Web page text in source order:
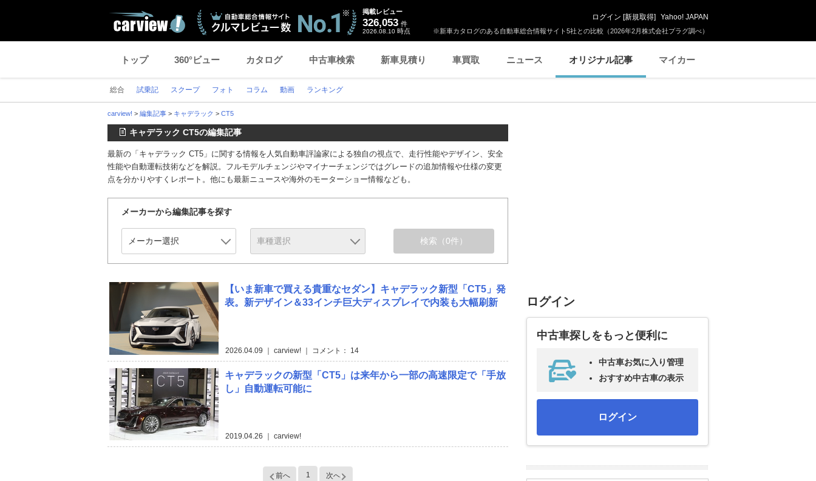
※新車カタログのある自動車総合情報サイト5社との比較（2026年2月株式会社プラグ調べ）
掲載レビュー
326,053 件
2026.08.10 時点
ログイン [新規取得] Yahoo! JAPAN
トップ 360°ビュー カタログ 中古車検索 新車見積り 車買取 ニュース オリジナル記事 マイカー
総合 試乗記 スクープ フォト コラム 動画 ランキング
carview! > 編集記事 > キャデラック > CT5
キャデラック CT5の編集記事
最新の「キャデラック CT5」に関する情報を人気自動車評論家による独自の視点で、走行性能やデザイン、安全
性能や自動運転技術などを解説。フルモデルチェンジやマイナーチェンジではグレードの追加情報や仕様の変更
点を分かりやすくレポート。他にも最新ニュースや海外のモーターショー情報なども。
メーカーから編集記事を探す
検索 （0件）
【いま新車で買える貴重なセダン】キャデラック新型「CT5」発
表。新デザイン＆33インチ巨大ディスプレイで内装も大幅刷新
2026.04.09 ｜ carview! ｜ コメント： 14
キャデラックの新型「CT5」は来年から一部の高速限定で「手放
し」自動運転可能に
2019.04.26 ｜ carview!
前へ 1 次へ
ログイン
中古車探しをもっと便利に
中古車お気に入り管理
おすすめ中古車の表示
ログイン